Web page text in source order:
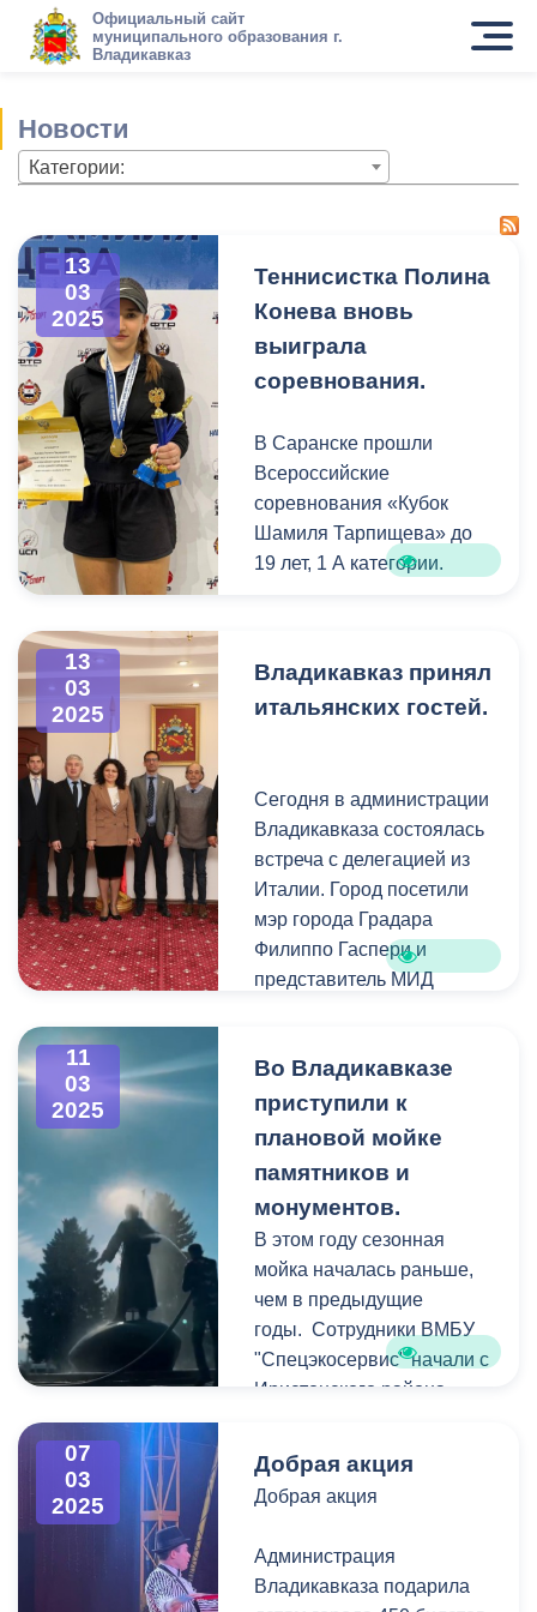
Официальный сайт
муниципального образования г.
Владикавказ
Новости
Категории:
13
03
2025
Теннисистка Полина
Конева вновь
выиграла
соревнования.
В Саранске прошли
Всероссийские
соревнования «Кубок
Шамиля Тарпищева» до
19 лет, 1 А категории.
13
03
2025
Владикавказ принял
итальянских гостей.
Сегодня в администрации
Владикавказа состоялась
встреча с делегацией из
Италии. Город посетили
мэр города Градара
Филиппо Гаспери и
представитель МИД
На встрече
присутствовали
Владикавказа Сергей
Таболов, первый
заместитель главы АМС
Зураб Дзоблаев,
руководство мэрии и
глава Представительства
Мамиев.
небольшим городом с
населением около 4000
11
03
2025
Во Владикавказе
приступили к
плановой мойке
памятников и
монументов.
В этом году сезонная
мойка началась раньше,
чем в предыдущие
годы. Сотрудники ВМБУ
"Спецэкосервис" начали с
Иристонского района.
Ленину, бюст Семёну
Штыбу и монумент Дзаугу
07
03
2025
Добрая акция
Добрая акция
Администрация
Владикавказа подарила